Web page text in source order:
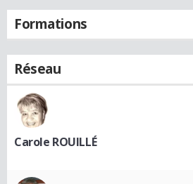
Formations
Réseau
Carole ROUILLÉ